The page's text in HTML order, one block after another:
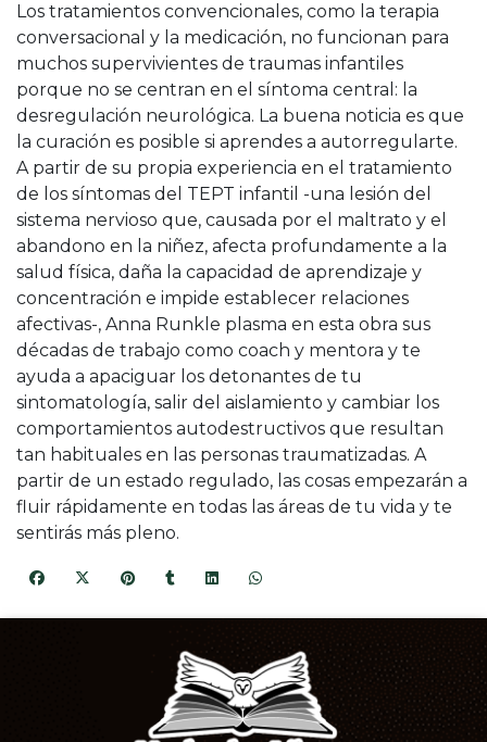
Los tratamientos convencionales, como la terapia
conversacional y la medicación, no funcionan para
muchos supervivientes de traumas infantiles
porque no se centran en el síntoma central: la
desregulación neurológica. La buena noticia es que
la curación es posible si aprendes a autorregularte.
A partir de su propia experiencia en el tratamiento
de los síntomas del TEPT infantil -una lesión del
sistema nervioso que, causada por el maltrato y el
abandono en la niñez, afecta profundamente a la
salud física, daña la capacidad de aprendizaje y
concentración e impide establecer relaciones
afectivas-, Anna Runkle plasma en esta obra sus
décadas de trabajo como coach y mentora y te
ayuda a apaciguar los detonantes de tu
sintomatología, salir del aislamiento y cambiar los
comportamientos autodestructivos que resultan
tan habituales en las personas traumatizadas. A
partir de un estado regulado, las cosas empezarán a
fluir rápidamente en todas las áreas de tu vida y te
sentirás más pleno.